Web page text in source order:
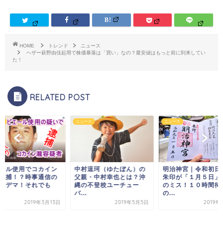
HOME トレンド
ニュース
ヘザー萩野由佳起用で株価暴落は「買い」なの？最安値はもっと前に到来してい
た！
RELATED POST
ル使用でコカイン
捕！？時事通信の
デマ！それでも
2019年3月13日
ニュース
中村逞珂（ゆたぼん）の
父親・中村幸也とは？沖
縄の不登校ユーチュー
バ...
2019年5月5日
ニュース
明治神宮｜令和初日
朱印が「１月５日」
のミス！１０時間待
の...
2019年